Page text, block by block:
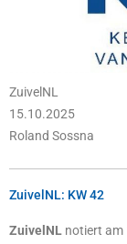
ZuivelNL
15.10.2025
Roland Sossna
ZuivelNL: KW 42
ZuivelNL notiert am